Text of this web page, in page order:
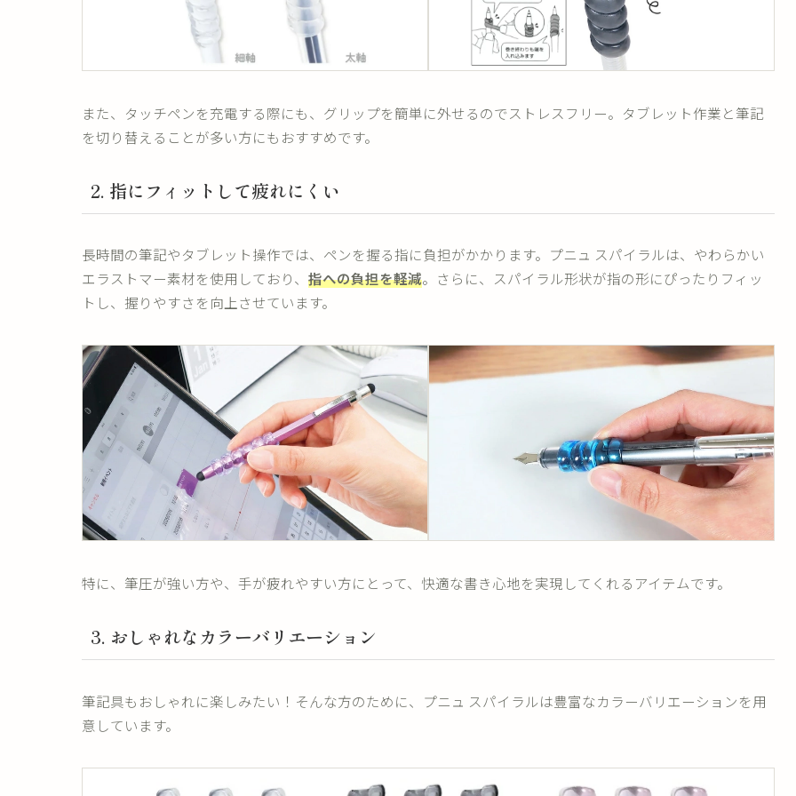
また、タッチペンを充電する際にも、グリップを簡単に外せるのでストレスフリー。タブレット作業と筆記
を切り替えることが多い方にもおすすめです。
2. 指にフィットして疲れにくい
長時間の筆記やタブレット操作では、ペンを握る指に負担がかかります。プニュ スパイラルは、やわらかい
エラストマー素材を使用しており、 指への負担を軽減。さらに、スパイラル形状が指の形にぴったりフィッ
トし、握りやすさを向上させています。
特に、筆圧が強い方や、手が疲れやすい方にとって、快適な書き心地を実現してくれるアイテムです。
3. おしゃれなカラーバリエーション
筆記具もおしゃれに楽しみたい！そんな方のために、プニュ スパイラルは豊富なカラーバリエーションを用
意しています。